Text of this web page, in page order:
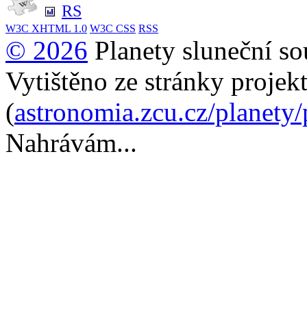
RS
W3C XHTML 1.0 W3C CSS RSS
© 2026 Planety sluneční
Vytištěno ze stránky
(astronomia.zcu.cz/
Nahrávám...